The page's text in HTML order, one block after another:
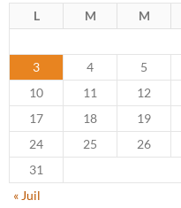
L M M
3
4 5
10
11 12
17
18 19
24
25 26
31
« Juil